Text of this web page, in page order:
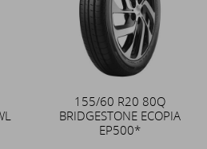
155/60 R20 80Q
BRIDGESTONE ECOPIA
EP500*